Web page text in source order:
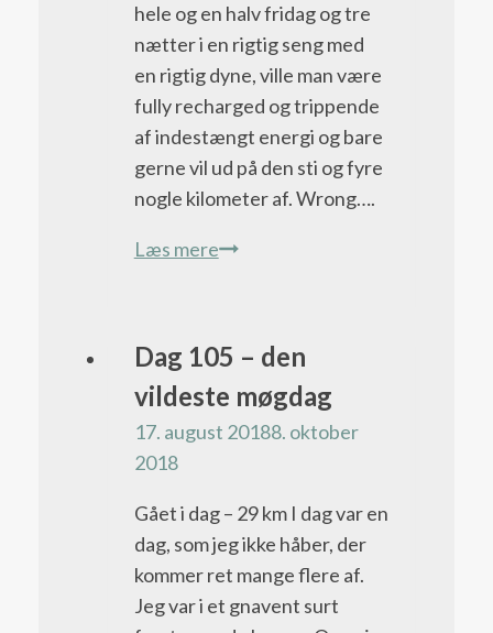
hele og en halv fridag og tre
nætter i en rigtig seng med
en rigtig dyne, ville man være
fully recharged og trippende
af indestængt energi og bare
gerne vil ud på den sti og fyre
nogle kilometer af. Wrong….
Læs mereDag
get
them,
sister
Pacific
Crest
Trail
bloggen
Dag 105 – den
vildeste møgdag
17. august 20188. oktober
2018
Gået i dag – 29 km I dag var en
dag, som jeg ikke håber, der
kommer ret mange flere af.
Jeg var i et gnavent surt